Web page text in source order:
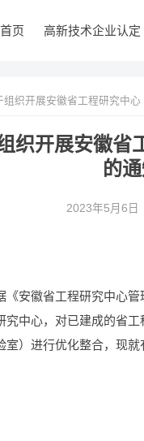
首页 高新技术企业认定
织开展安徽省工程研究中
织开展安徽
的通
2023年5月6日
安徽省工程研究中心
中心，对已建成的省
）进行优化整合，现就